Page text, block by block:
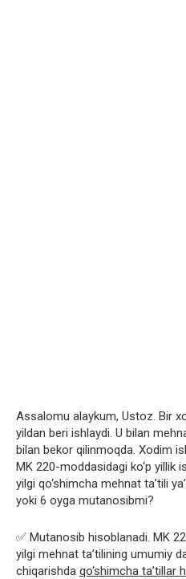
Assalomu alaykum, Ustoz. Bir
yildan beri ishlaydi. U bilan
bilan bekor qilinmoqda. Xodim
MK 220-moddasidagi ko‘p yillik
yilgi qo‘shimcha mehnat ta’tili
yoki 6 oyga mutanosibmi?
✅ Mutanosib hisoblanadi. MK
yilgi mehnat ta’tilining umumiy
chiqarishda qo‘shimcha ta’tillar